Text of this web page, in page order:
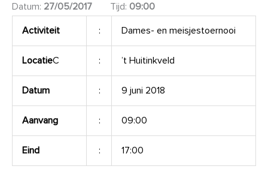
Datum: 27/05/2017 Tijd: 09:00
Activiteit
: Dames- en meisjestoernooi
LocatieC : ’t Huitinkveld
Datum : 9 juni 2018
Aanvang : 09:00
Eind : 17:00